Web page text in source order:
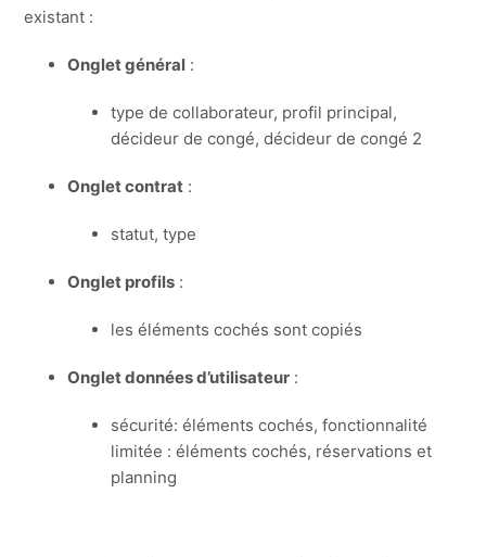
existant :
Onglet général :
type de collaborateur, profil principal,
décideur de congé, décideur de congé 2
Onglet contrat :
statut, type
Onglet profils :
les éléments cochés sont copiés
Onglet données d’utilisateur :
sécurité: éléments cochés, fonctionnalité
limitée : éléments cochés, réservations et
planning